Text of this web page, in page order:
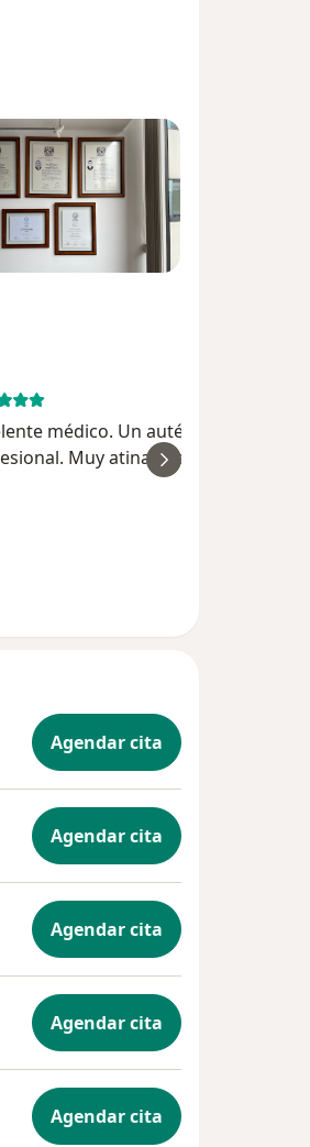
médico. Un auténtico médico
Muy atinado en los estudios a
para definir un diagnóstico real. Es
Agendar cita
Agendar cita
Agendar cita
Agendar cita
Agendar cita